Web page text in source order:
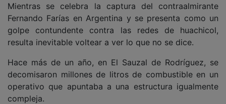
Mientras se celebra la captura del contraalmirante
Fernando Farías en Argentina y se presenta como un
golpe contundente contra las redes de huachicol,
resulta inevitable voltear a ver lo que no se dice.
Hace más de un año, en El Sauzal de Rodríguez, se
decomisaron millones de litros de combustible en un
operativo que apuntaba a una estructura igualmente
compleja.